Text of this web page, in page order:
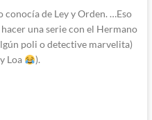
conocía de Ley y Orden. …Eso
una serie con el Hermano
poli o detective marvelita)
Loa
).